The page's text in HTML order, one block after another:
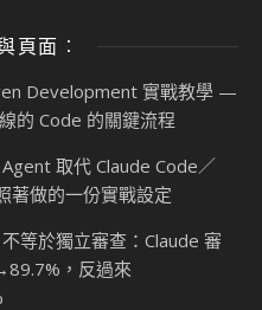
頁面︰
Development 實戰教學 —
的 Code 的關鍵流程
取代 Claude Code／
著做的一份實戰設定
等於獨立審查：Claude 審
，反過來